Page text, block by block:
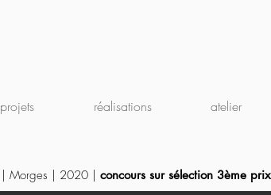
projets réalisations atelier
| Morges | 2020 | concours sur sélection 3ème prix